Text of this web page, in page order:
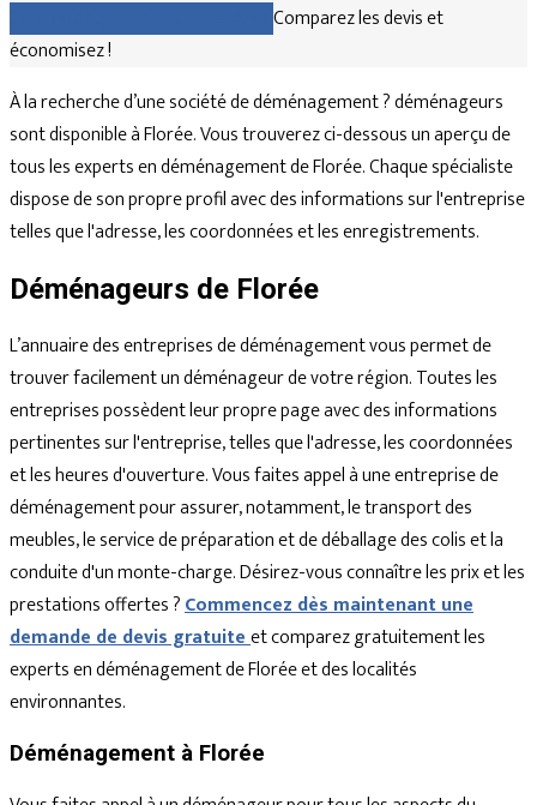
Comparez les devis et
économisez !
À la recherche d’une société de déménagement ? déménageurs
sont disponible à Florée. Vous trouverez ci-dessous un aperçu de
tous les experts en déménagement de Florée. Chaque spécialiste
dispose de son propre profil avec des informations sur l'entreprise
telles que l'adresse, les coordonnées et les enregistrements.
Déménageurs de Florée
L’annuaire des entreprises de déménagement vous permet de
trouver facilement un déménageur de votre région. Toutes les
entreprises possèdent leur propre page avec des informations
pertinentes sur l'entreprise, telles que l'adresse, les coordonnées
et les heures d'ouverture. Vous faites appel à une entreprise de
déménagement pour assurer, notamment, le transport des
meubles, le service de préparation et de déballage des colis et la
conduite d'un monte-charge. Désirez-vous connaître les prix et les
prestations offertes ?Commencez dès maintenant une
demande de devis gratuiteet comparez gratuitement les
experts en déménagement de Florée et des localités
environnantes.
Déménagement à Florée